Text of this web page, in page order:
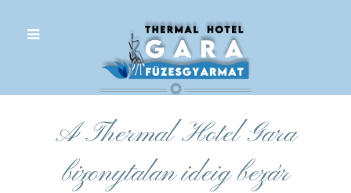
A Thermal Hotel Gara
bizonytalan ideig bezár